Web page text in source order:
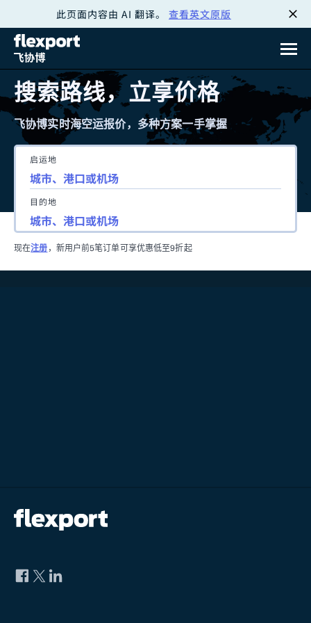
此页面内容由 AI 翻译。 查看英文原版
搜索路线，立享价格
飞协博实时海空运报价，多种方案一手掌握
启运地
目的地
现在注册 ，新用户前5笔订单可享优惠低至9折起